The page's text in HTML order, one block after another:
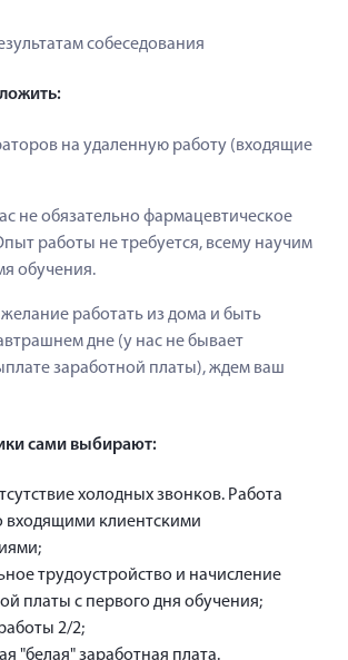
собеседования
на удаленную работу (входящие
не обязательно фармацевтическое
работы не требуется, всему научим
обучения.
желание работать из дома и быть
дне (у нас не бывает
заработной платы), ждем ваш
сами выбирают:
холодных звонков. Работа
входящими клиентскими
трудоустройство и начисление
платы с первого дня обучения;
2/2;
"белая" заработная плата.